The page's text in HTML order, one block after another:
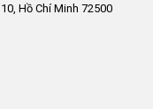
Hồ Chí Minh 72500